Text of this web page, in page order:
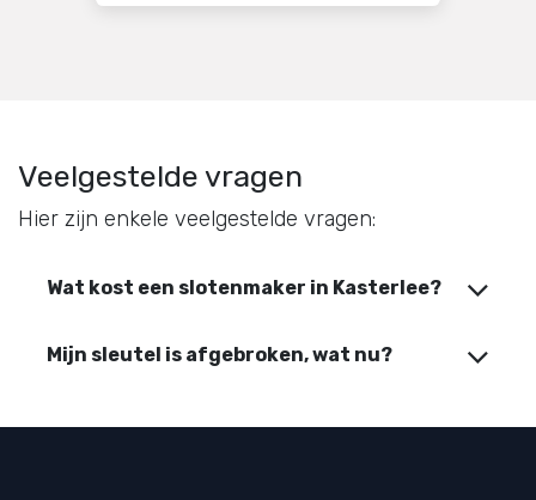
Veelgestelde vragen
Hier zijn enkele veelgestelde vragen:
Wat kost een slotenmaker in Kasterlee?
Mijn sleutel is afgebroken, wat nu?